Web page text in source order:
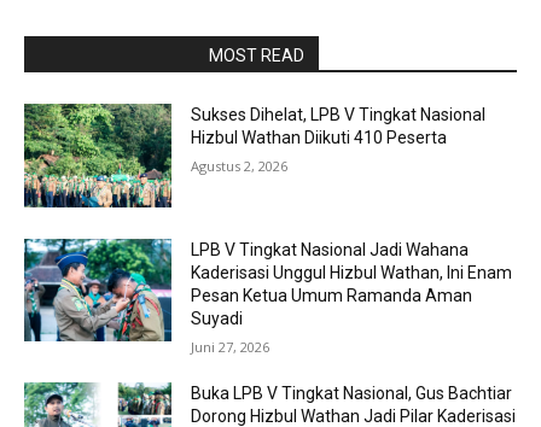
MOST READ
Sukses Dihelat, LPB V Tingkat Nasional
Hizbul Wathan Diikuti 410 Peserta
Agustus 2, 2026
LPB V Tingkat Nasional Jadi Wahana
Kaderisasi Unggul Hizbul Wathan, Ini Enam
Pesan Ketua Umum Ramanda Aman
Suyadi
Juni 27, 2026
Buka LPB V Tingkat Nasional, Gus Bachtiar
Dorong Hizbul Wathan Jadi Pilar Kaderisasi